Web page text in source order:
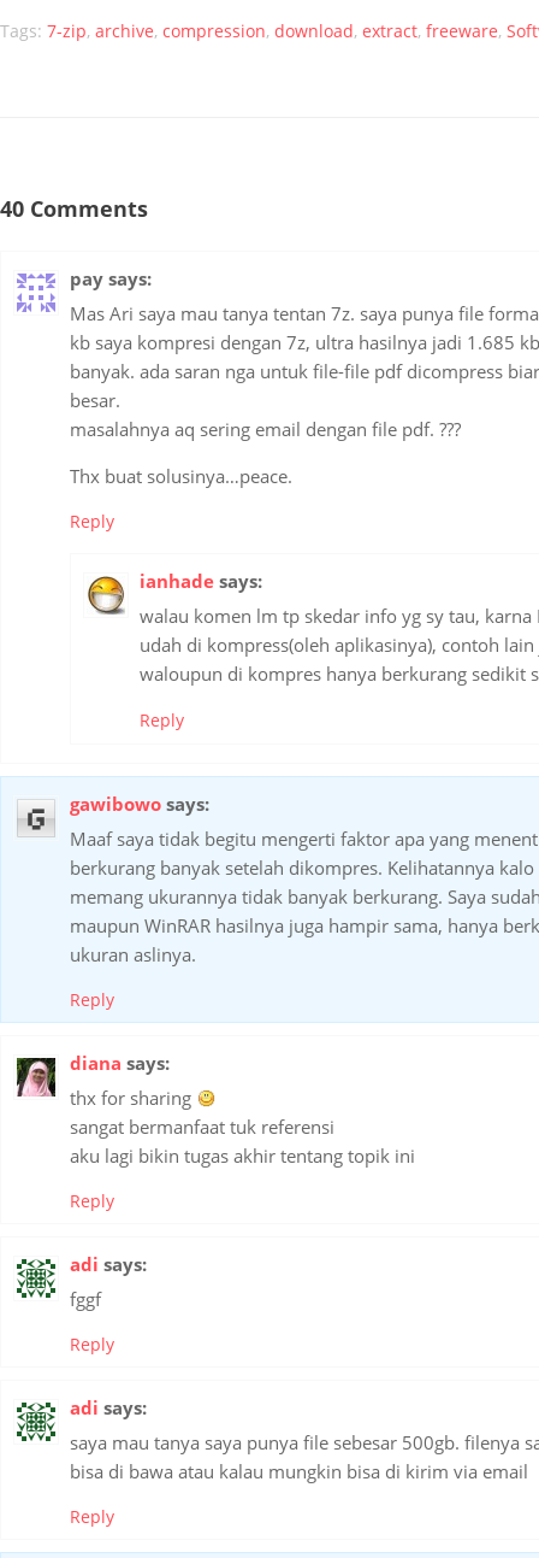
Tags: 7-zip, archive, compression, download, extract, freeware,
40 Comments
pay says:
Mas Ari saya mau tanya tentan 7z. saya punya file
kb saya kompresi dengan 7z, ultra hasilnya jadi 1.685
banyak. ada saran nga untuk file-file pdf dicompress
besar.
masalahnya aq sering email dengan file pdf. ???
Thx buat solusinya…peace.
Reply
ianhade says:
walau komen lm tp skedar info yg sy tau, karna
udah di kompress(oleh aplikasinya), contoh
waloupun di kompres hanya berkurang sedikit
Reply
gawibowo says:
Maaf saya tidak begitu mengerti faktor apa yang
berkurang banyak setelah dikompres. Kelihatannya
memang ukurannya tidak banyak berkurang. Saya
maupun WinRAR hasilnya juga hampir sama, hanya
ukuran aslinya.
Reply
diana says:
thx for sharing
sangat bermanfaat tuk referensi
aku lagi bikin tugas akhir tentang topik ini
Reply
adi says:
fggf
Reply
adi says:
saya mau tanya saya punya file sebesar 500gb. filenya
bisa di bawa atau kalau mungkin bisa di kirim via email
Reply